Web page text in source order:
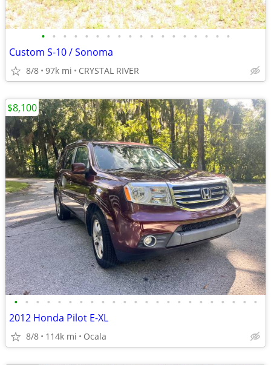
• • • • • • • • • • • • • • • • • •
Custom S-10 / Sonoma
8/8 97k mi CRYSTAL RIVER
• • • • • • • • • • • • • • • • • • • • • • •
2012 Honda Pilot E-XL
8/8 114k mi Ocala
$8,100